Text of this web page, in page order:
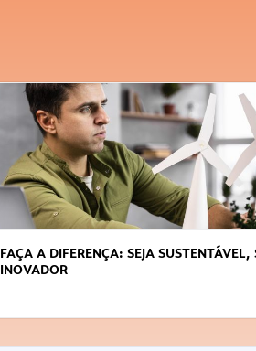
FAÇA A DIFERENÇA: SEJA SUSTENTÁVEL,
INOVADOR